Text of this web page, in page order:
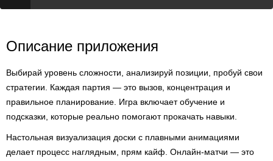
Описание приложения
Выбирай уровень сложности, анализируй позиции, пробуй свои
стратегии. Каждая партия — это вызов, концентрация и
правильное планирование. Игра включает обучение и
подсказки, которые реально помогают прокачать навыки.
Настольная визуализация доски с плавными анимациями
делает процесс наглядным, прям кайф. Онлайн-матчи — это